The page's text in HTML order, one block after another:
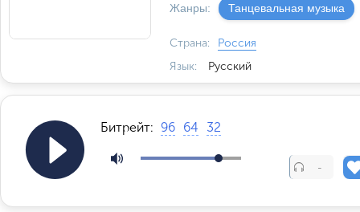
Жанры: Танцевальная музыка
Страна:
Россия
Язык:
Русский
Битрейт: 96 64 32
-